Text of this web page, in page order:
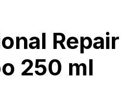
Repair
250 ml